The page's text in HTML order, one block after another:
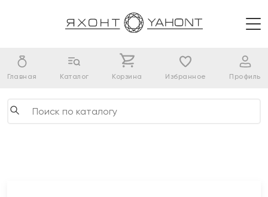
Главная Каталог Корзина Избранное Профиль